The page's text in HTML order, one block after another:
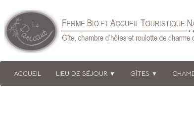
ACCUEIL LIEU DE SÉJOUR ▼ GÎTES ▼